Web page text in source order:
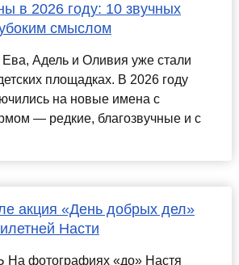
в 2026 году: 10 звучных
смыслом
Адель и Оливия уже стали
площадках. В 2026 году
на новые имена с
— редкие, благозвучные и с
акция «День добрых дел»
Насти
фотографиях «до» Настя